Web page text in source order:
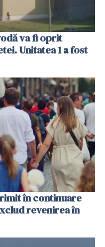
va fi oprit
Unitatea 1 a fost
în continuare
revenirea în